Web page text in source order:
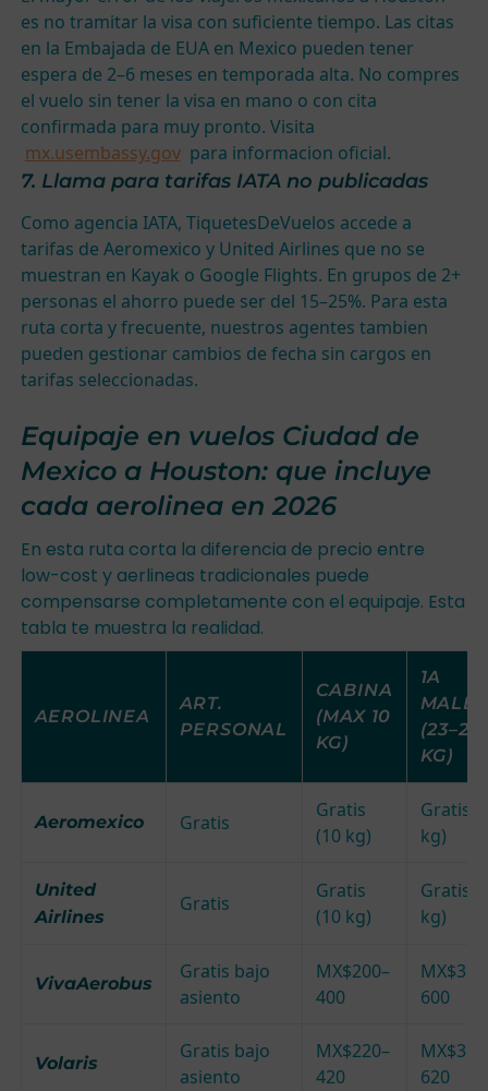
es no tramitar la visa con suficiente tiempo. Las citas
en la Embajada de EUA en Mexico pueden tener
espera de 2–6 meses en temporada alta. No compres
el vuelo sin tener la visa en mano o con cita
confirmada para muy pronto. Visita
mx.usembassy.gov para informacion oficial.
7. Llama para tarifas IATA no publicadas
Como agencia IATA, TiquetesDeVuelos accede a
tarifas de Aeromexico y United Airlines que no se
muestran en Kayak o Google Flights. En grupos de 2+
personas el ahorro puede ser del 15–25%. Para esta
ruta corta y frecuente, nuestros agentes tambien
pueden gestionar cambios de fecha sin cargos en
tarifas seleccionadas.
Equipaje en vuelos Ciudad de
Mexico a Houston: que incluye
cada aerolinea en 2026
En esta ruta corta la diferencia de precio entre
low-cost y aerlineas tradicionales puede
compensarse completamente con el equipaje. Esta
tabla te muestra la realidad.
AEROLINEA
ART.
PERSONAL
CABINA
(MAX 10
KG)
1A
(23–25
KG)
Aeromexico Gratis
Gratis
(10 kg)
Gratis
kg)
United
Airlines
Gratis
Gratis
(10 kg)
Gratis
kg)
VivaAerobus
Gratis bajo
asiento
MX$200–
400
600
Volaris
Gratis bajo
asiento
MX$220–
420
620